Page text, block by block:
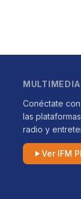
MULTIMEDIA
Conéctate
las
radio y
Ver IFM